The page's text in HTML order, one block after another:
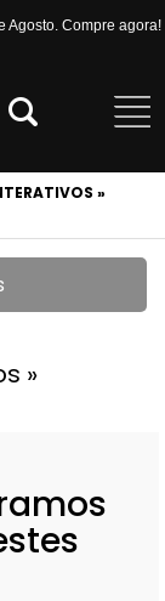
Agosto. Compre agora!
»
»